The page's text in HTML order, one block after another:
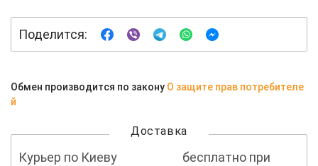
Поделится:
Обмен производится по закону О защите прав потребителе
й
Доставка
Курьер по Киеву
бесплатно при